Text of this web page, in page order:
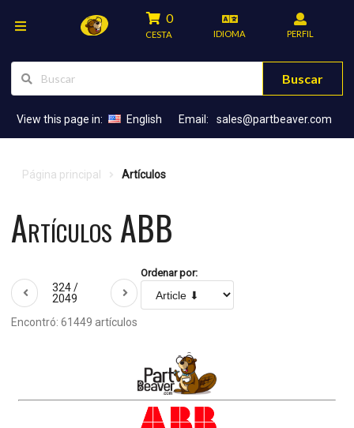
0
CESTA IDIOMA PERFIL
Buscar
View this page in: English Email: sales@partbeaver.com
Página principal Artículos
Artículos ABB
324 /
2049
Ordenar por:
Encontró: 61449 artículos